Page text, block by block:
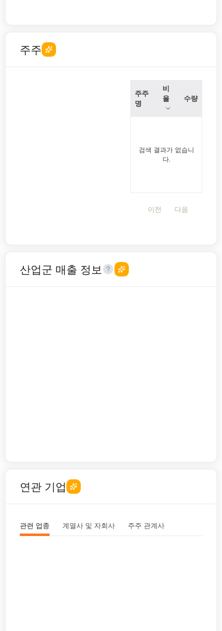
주주
주주
명
비
율
수량
검색 결과가 없습니
다.
이전 다음
산업군 매출 정보
연관 기업
관련 업종 계열사 및 자회사 주주 관계사